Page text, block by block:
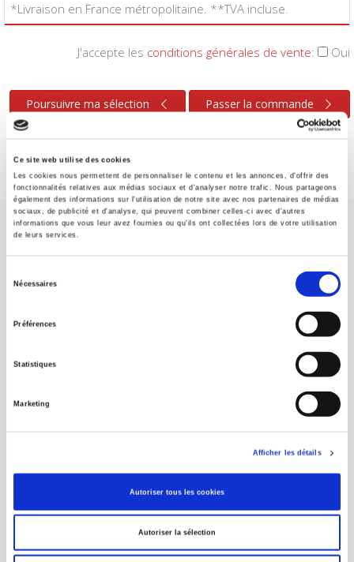
Ce site web utilise des cookies
Les cookies nous permettent de personnaliser le contenu et les annonces, d'offrir des
fonctionnalités relatives aux médias sociaux et d'analyser notre trafic. Nous partageons
également des informations sur l'utilisation de notre site avec nos partenaires de médias
sociaux, de publicité et d'analyse, qui peuvent combiner celles-ci avec d'autres
informations que vous leur avez fournies ou qu'ils ont collectées lors de votre utilisation
de leurs services.
Nécessaires
Préférences
Statistiques
Marketing
Afficher les détails
Autoriser tous les cookies
Autoriser la sélection
*Livraison en France métropolitaine. **TVA incluse.
J'accepte les conditions générales de vente: Oui
Poursuivre ma sélection Passer la commande
Maison d'édition dédiée aux sciences humaines et sociales, les
Presses de Sciences Po participent depuis leur création en 1976
à la transmission des savoirs et des idées
FOREIGN RIGHTS
POUR LES LIBRAIRES
MON COMPTE